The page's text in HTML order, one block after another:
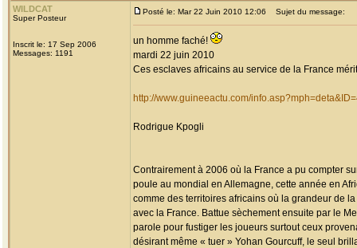
WILDCAT
Super Posteur
Inscrit le: 17 Sep 2006
Messages: 1191
Posté le: Mar 22 Juin 2010 12:06 Sujet du message:
un homme faché!
mardi 22 juin 2010
Ces esclaves africains au service de la France
http://www.guineeactu.com/
Rodrigue Kpogli
Contrairement à 2006 où la France a pu compter
poule au mondial en Allemagne, cette année en
comme des territoires africains où la grandeur de
avec la France. Battue sèchement ensuite par le
parole pour fustiger les joueurs surtout ceux
désirant même « tuer » Yohan Gourcuff, le seul